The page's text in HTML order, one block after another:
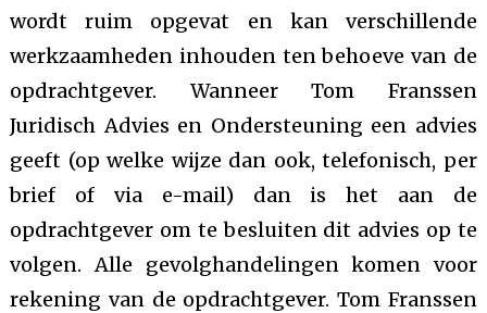
wordt ruim opgevat en kan verschillende
werkzaamheden inhouden ten behoeve van de
opdrachtgever. Wanneer Tom Franssen
Juridisch Advies en Ondersteuning een advies
geeft (op welke wijze dan ook, telefonisch, per
brief of via e-mail) dan is het aan de
opdrachtgever om te besluiten dit advies op te
volgen. Alle gevolghandelingen komen voor
rekening van de opdrachtgever. Tom Franssen